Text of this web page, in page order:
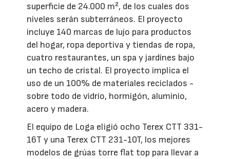
superficie de 24.000 m², de los cuales dos
niveles serán subterráneos. El proyecto
incluye 140 marcas de lujo para productos
del hogar, ropa deportiva y tiendas de ropa,
cuatro restaurantes, un spa y jardines bajo
un techo de cristal. El proyecto implica el
uso de un 100% de materiales reciclados -
sobre todo de vidrio, hormigón, aluminio,
acero y madera.
El equipo de Loga eligió ocho Terex CTT 331-
16T y una Terex CTT 231-10T, los mejores
modelos de grúas torre flat top para llevar a